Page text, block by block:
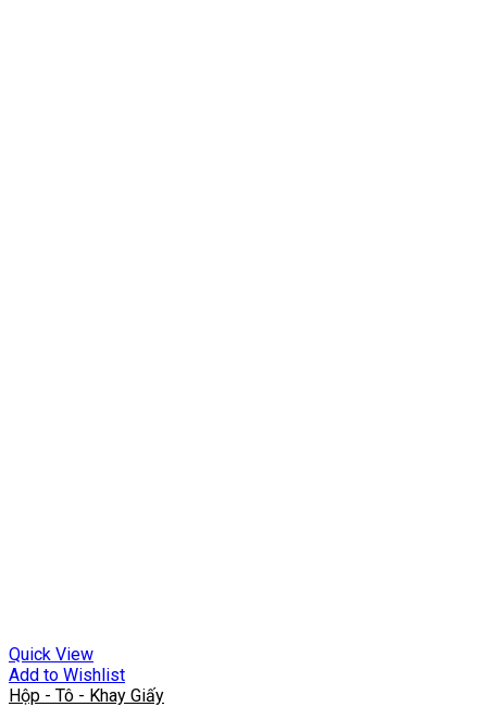
Quick View
Add to Wishlist
Hộp - Tô - Khay Giấy